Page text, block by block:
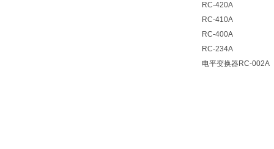
RC-420A
RC-410A
RC-400A
RC-234A
电平变换器RC-002A